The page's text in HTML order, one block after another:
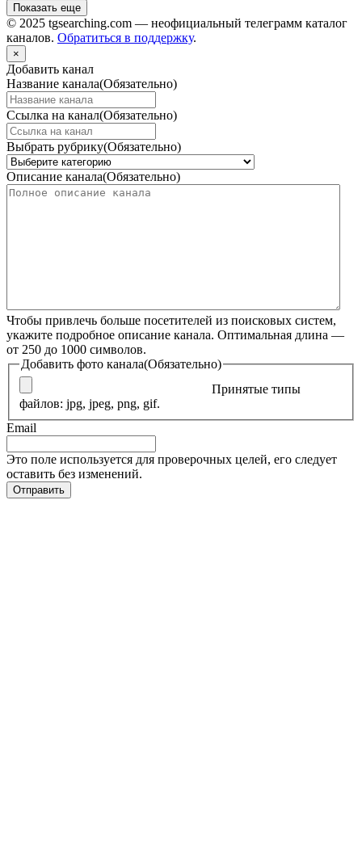
Показать еще
© 2025 tgsearching.com — неофициальный телеграмм каталог
каналов. Обратиться в поддержку.
×
Добавить канал
Название канала(Обязательно)
Ссылка на канал(Обязательно)
Выбрать рубрику(Обязательно)
Описание канала(Обязательно)
Чтобы привлечь больше посетителей из поисковых систем,
укажите подробное описание канала. Оптимальная длина —
от 250 до 1000 символов.
Добавить фото канала(Обязательно)
Принятые типы
файлов: jpg, jpeg, png, gif.
Email
Это поле используется для проверочных целей, его следует
оставить без изменений.